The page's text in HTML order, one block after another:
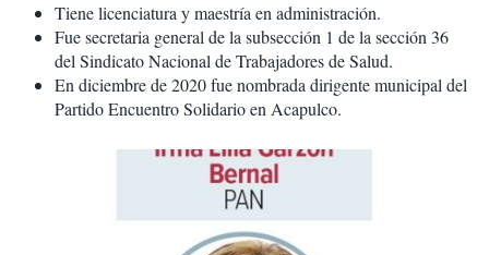
Tiene licenciatura y maestría en administración.
Fue secretaria general de la subsección 1 de la sección 36
del Sindicato Nacional de Trabajadores de Salud.
En diciembre de 2020 fue nombrada dirigente municipal del
Partido Encuentro Solidario en Acapulco.